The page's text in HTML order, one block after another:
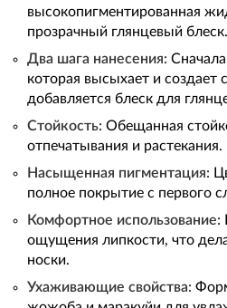
высокопигментированная
прозрачный глянцевый блеск.
Два шага нанесения:
которая высыхает и создает
добавляется блеск для
Стойкость: Обещанная
отпечатывания и растекания.
Насыщенная пигментация:
полное покрытие с первого
Комфортное использование:
ощущения липкости, что
носки.
Ухаживающие свойства: